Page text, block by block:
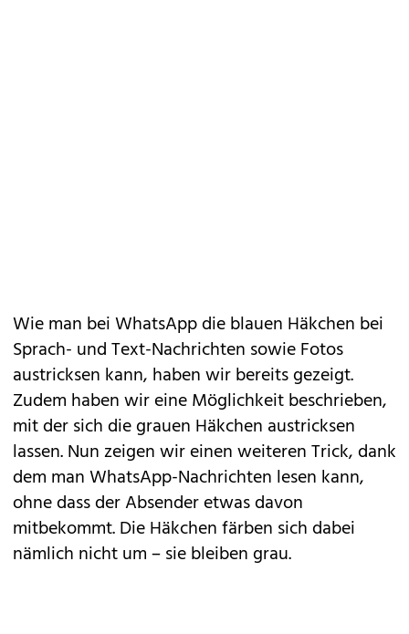
Wie man beiWhatsAppdie blauen Häkchen bei
Sprach- undText-Nachrichten sowieFotos
austricksen kann, haben wir bereits gezeigt.
Zudem haben wir eine Möglichkeit beschrieben,
mit der sich diegrauen Häkchen austricksen
lassen. Nun zeigen wir einen weiteren Trick, dank
dem man WhatsApp-Nachrichten lesen kann,
ohne dass der Absender etwas davon
mitbekommt. Die Häkchen färben sich dabei
nämlich nicht um – sie bleiben grau.